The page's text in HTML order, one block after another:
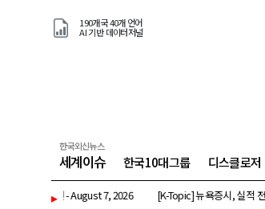
190개국 40개 언어
AI 기반 데이터저널
한국외신뉴스
세계이슈 한국10대그룹 디스클로저
▸
48건 - August 7, 2026 [K-Topic] 뉴욕증시, 실적 전망 실